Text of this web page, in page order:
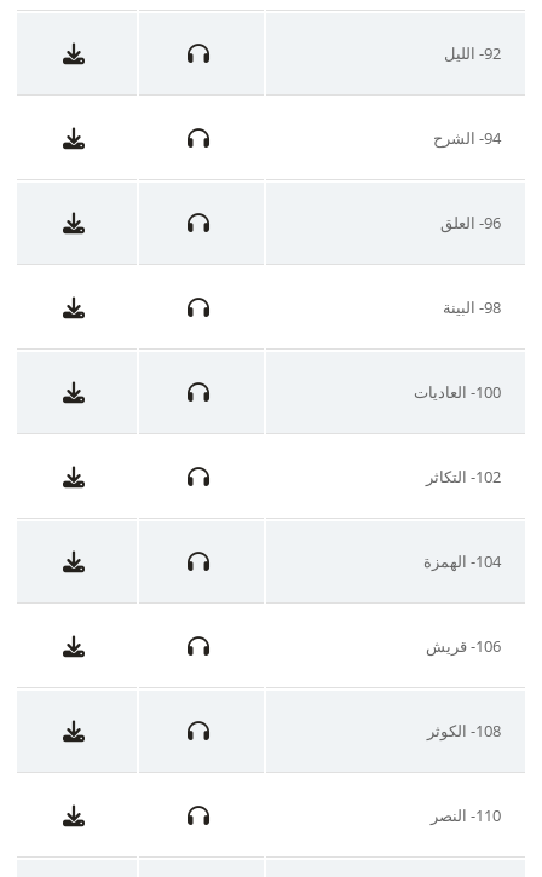
92- الليل
94- الشرح
96- العلق
98- البينة
100- العاديات
102- التكاثر
104- الهمزة
106- قريش
108- الكوثر
110- النصر